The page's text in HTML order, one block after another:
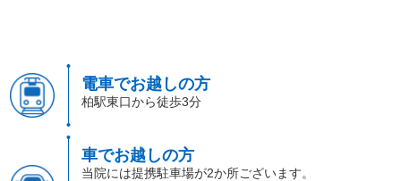
電車でお越しの方
柏駅東口から徒歩3分
車でお越しの方
当院には提携駐車場が2か所ございます。